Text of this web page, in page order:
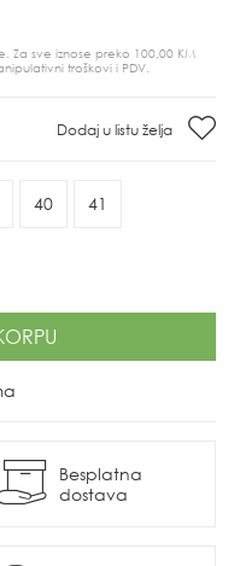
Za sve iznose preko 100,00 KM
troškovi i PDV.
Dodaj u listu želja
40 41
Besplatna
dostava